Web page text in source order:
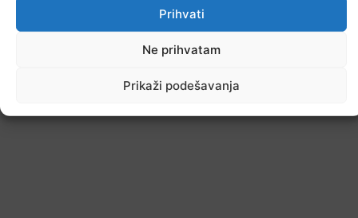
Prihvati
Ne prihvatam
Prikaži podešavanja